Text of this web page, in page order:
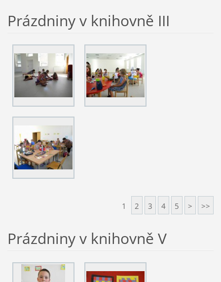
Prázdniny v knihovně III
1 2 3 4 5 > >>
Prázdniny v knihovně V